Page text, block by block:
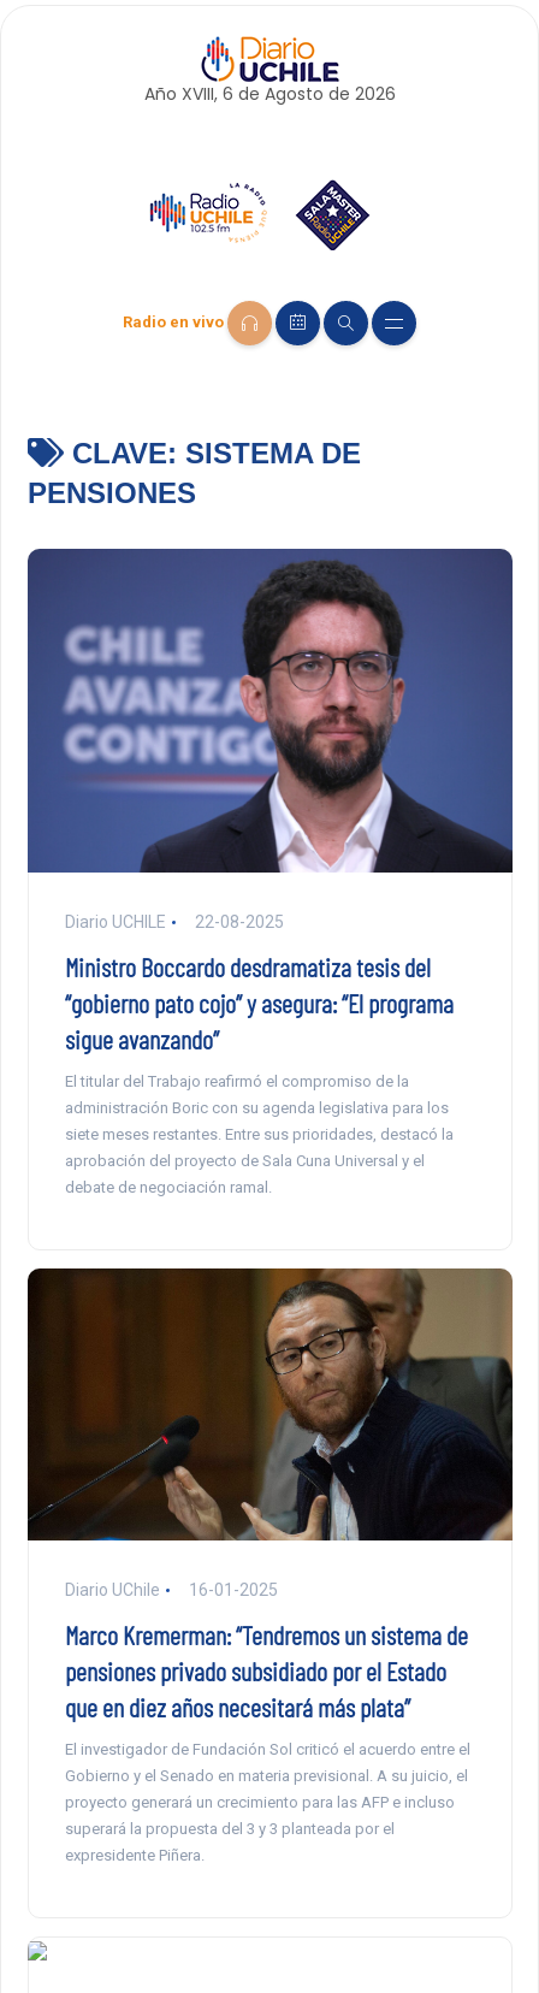
Año XVIII, 6 de Agosto de 2026
Radio en vivo
CLAVE: SISTEMA DE
PENSIONES
Diario UCHILE 22-08-2025
Ministro Boccardo desdramatiza tesis del
“gobierno pato cojo” y asegura: “El programa
sigue avanzando”
El titular del Trabajo reafirmó el compromiso de la
administración Boric con su agenda legislativa para los
siete meses restantes. Entre sus prioridades, destacó la
aprobación del proyecto de Sala Cuna Universal y el
debate de negociación ramal.
Diario UChile 16-01-2025
Marco Kremerman: “Tendremos un sistema de
pensiones privado subsidiado por el Estado
que en diez años necesitará más plata”
El investigador de Fundación Sol criticó el acuerdo entre el
Gobierno y el Senado en materia previsional. A su juicio, el
proyecto generará un crecimiento para las AFP e incluso
superará la propuesta del 3 y 3 planteada por el
expresidente Piñera.